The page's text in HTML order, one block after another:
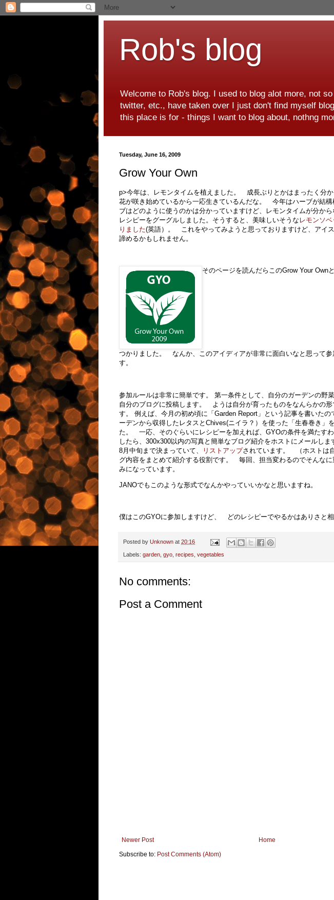
Rob's blog
Welcome to Rob's blog. I used to blog alot more, not
twitter, etc., have taken over I just don't find myself
this place is for - things I want to blog about, nothng
Tuesday, June 16, 2009
Grow Your Own
p>今年は、レモンタイムを植えました。 成長ぶりとかはまったく分
花が咲き始めているから一応生きているんだな。 今年はハーブが結構
ブはどのように使うのかは分かっていますけど、レモンタイムが分から
レシピーをグーグルしました。そうすると、美味しいそうな レモンソ
りました(英語）。 これをやってみようと思っておりますけど、アイ
諦めるかもしれません。
そのページを読んだらこのGrow Your Own
つかりました。 なんか、このアイディアが非常に面白いなと思って参
す。
参加ルールは非常に簡単です。 第一条件として、自分のガーデンの野
自分のブログに投稿します。 ようは自分が育ったものをなんらかの
す。 例えば、今月の初め頃に「Garden Report」という記事を書いた
ーデンから収得したレタスとChives(ニイラ？）を使った「生春巻き」
た。 一応、そのぐらいにレシピーを加えれば、GYOの条件を満たす
したら、300x300以内の写真と簡単なブログ紹介をホストにメールし
8月中旬まで決まっていて、
リストアップされています。 （ホストは
グ内容をまとめて紹介する役割です。 毎回、担当変わるのでそんなに
みになっています。
JANOでもこのような形式でなんかやっていいかなと思いますね。
僕はこのGYOに参加しますけど、 どのレシピーでやるかはありさと相
Posted by Unknown at 20:16
Labels: garden gyo recipes vegetables
No comments:
Post a Comment
Newer Post
Home
Subscribe to: Post Comments (Atom)